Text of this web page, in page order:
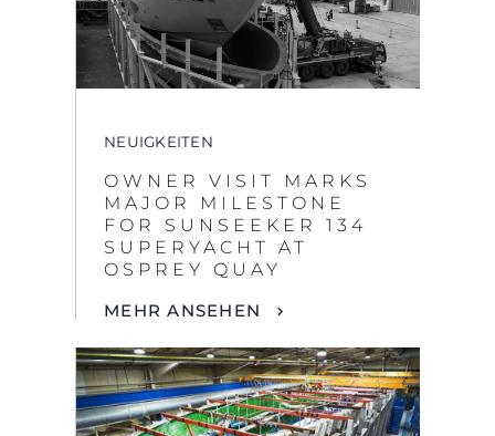
OWNER VISIT MARKS
MAJOR MILESTONE
FOR SUNSEEKER 134
SUPERYACHT AT
MEHR ANSEHEN
NEUIGKEITEN